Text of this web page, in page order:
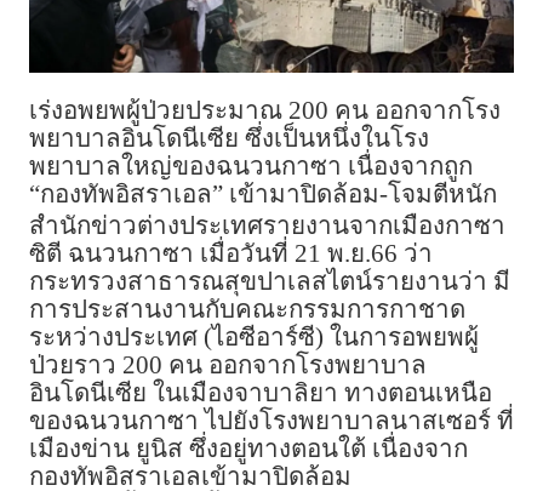
เร่งอพยพผู้ป่วยประมาณ 200 คน ออกจากโรง
พยาบาลอินโดนีเซีย ซึ่งเป็นหนึ่งในโรง
พยาบาลใหญ่ของฉนวนกาซา เนื่องจากถูก
“กองทัพอิสราเอล” เข้ามาปิดล้อม-โจมตีหนัก
สำนักข่าวต่างประเทศรายงานจากเมืองกาซา
ซิตี ฉนวนกาซา เมื่อวันที่ 21 พ.ย.66 ว่า
กระทรวงสาธารณสุขปาเลสไตน์รายงานว่า มี
การประสานงานกับคณะกรรมการกาชาด
ระหว่างประเทศ (ไอซีอาร์ซี) ในการอพยพผู้
ป่วยราว 200 คน ออกจากโรงพยาบาล
อินโดนีเซีย ในเมืองจาบาลิยา ทางตอนเหนือ
ของฉนวนกาซา ไปยังโรงพยาบาลนาสเซอร์ ที่
เมืองข่าน ยูนิส ซึ่งอยู่ทางตอนใต้ เนื่องจาก
กองทัพอิสราเอลเข้ามาปิดล้อม